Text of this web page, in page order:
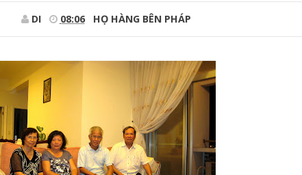
DI 08:06 HỌ HÀNG BÊN PHÁP